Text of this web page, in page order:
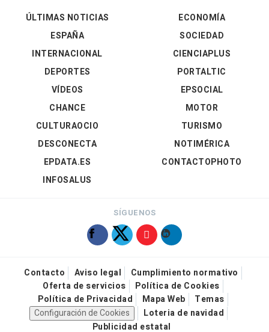
ÚLTIMAS NOTICIAS
ESPAÑA
INTERNACIONAL
DEPORTES
VÍDEOS
ECONOMÍA
SOCIEDAD
CIENCIAPLUS
PORTALTIC
EPSOCIAL
CHANCE
CULTURAOCIO
DESCONECTA
EPDATA.ES
INFOSALUS
MOTOR
TURISMO
NOTIMÉRICA
CONTACTOPHOTO
SÍGUENOS
Contacto Aviso legal
Cumplimiento normativo
Oferta de servicios
Política de Cookies
Política de Privacidad
Mapa Web
Temas
Configuración de Cookies
Loteria de navidad
Publicidad estatal